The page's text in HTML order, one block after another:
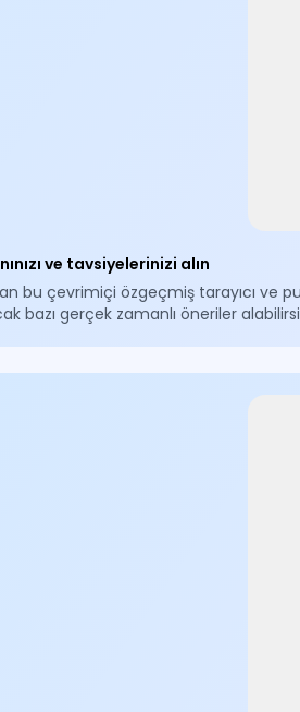
ve tavsiyelerinizi alın
bu çevrimiçi özgeçmiş tarayıcı ve
bazı gerçek zamanlı öneriler